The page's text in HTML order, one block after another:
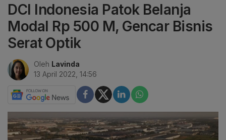
DCI Indonesia Patok Belanja
Modal Rp 500 M, Gencar Bisnis
Serat Optik
Oleh Lavinda
13 April 2022, 14:56